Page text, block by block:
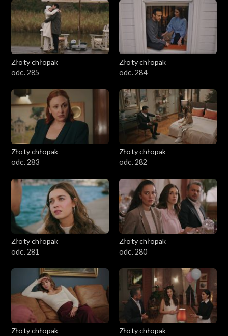
Złoty chłopak
odc. 285
Złoty chłopak
odc. 284
Złoty chłopak
odc. 283
Złoty chłopak
odc. 282
Złoty chłopak
odc. 281
Złoty chłopak
odc. 280
Złoty chłopak
Złoty chłopak